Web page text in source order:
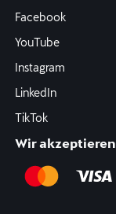
Facebook
YouTube
Instagram
LinkedIn
TikTok
Wir akzeptieren